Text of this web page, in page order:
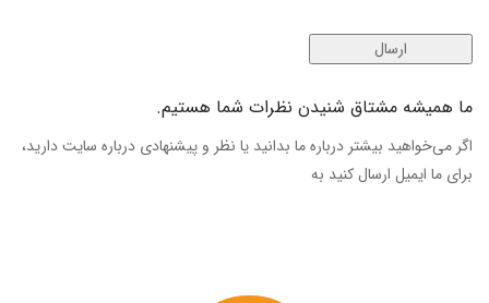
ما همیشه مشتاق شنیدن نظرات شما هستیم.
اگر می‌خواهید بیشتر درباره ما بدانید یا نظر و پیشنهادی درباره سایت دارید،
برای ما ایمیل ارسال کنید به